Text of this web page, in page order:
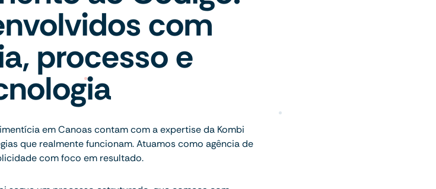
com
processo e
em Canoas contam com a expertise da Kombi
que realmente funcionam. Atuamos como agência de
com foco em resultado.